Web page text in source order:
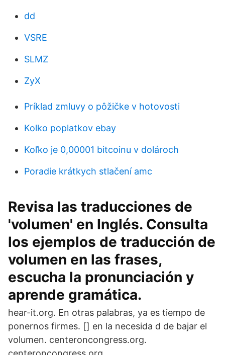
dd
VSRE
SLMZ
ZyX
Príklad zmluvy o pôžičke v hotovosti
Kolko poplatkov ebay
Koľko je 0,00001 bitcoinu v dolároch
Poradie krátkych stlačení amc
Revisa las traducciones de
'volumen' en Inglés. Consulta
los ejemplos de traducción de
volumen en las frases,
escucha la pronunciación y
aprende gramática.
hear-it.org. En otras palabras, ya es tiempo de
ponernos firmes. [] en la necesida d de bajar el
volumen. centeroncongress.org.